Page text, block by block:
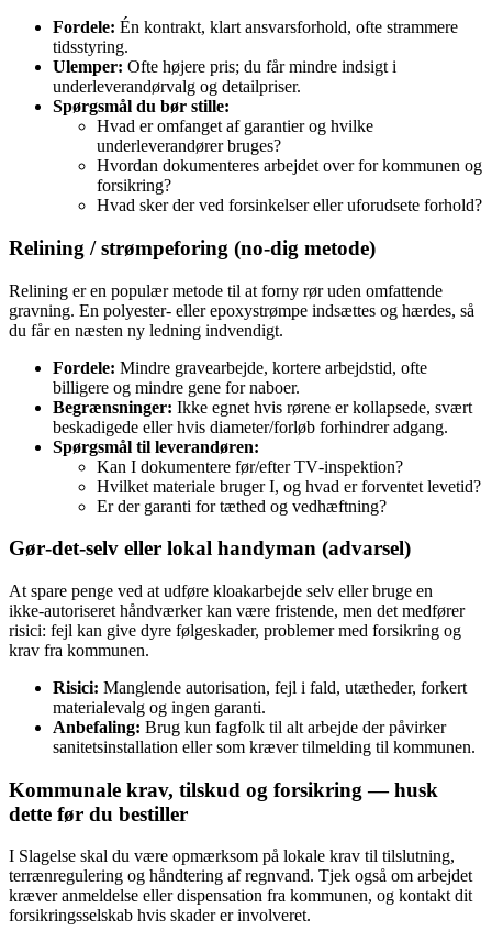
Fordele: Én kontrakt, klart ansvarsforhold, ofte strammere
tidsstyring.
Ulemper: Ofte højere pris; du får mindre indsigt i
underleverandørvalg og detailpriser.
Spørgsmål du bør stille:
Hvad er omfanget af garantier og hvilke
underleverandører bruges?
Hvordan dokumenteres arbejdet over for kommunen og
forsikring?
Hvad sker der ved forsinkelser eller uforudsete forhold?
Relining / strømpeforing (no‑dig metode)
Relining er en populær metode til at forny rør uden omfattende
gravning. En polyester- eller epoxystrømpe indsættes og hærdes, så
du får en næsten ny ledning indvendigt.
Fordele: Mindre gravearbejde, kortere arbejdstid, ofte
billigere og mindre gene for naboer.
Begrænsninger: Ikke egnet hvis rørene er kollapsede, svært
beskadigede eller hvis diameter/forløb forhindrer adgang.
Spørgsmål til leverandøren:
Kan I dokumentere før/efter TV‑inspektion?
Hvilket materiale bruger I, og hvad er forventet levetid?
Er der garanti for tæthed og vedhæftning?
Gør‑det‑selv eller lokal handyman (advarsel)
At spare penge ved at udføre kloakarbejde selv eller bruge en
ikke‑autoriseret håndværker kan være fristende, men det medfører
risici: fejl kan give dyre følgeskader, problemer med forsikring og
krav fra kommunen.
Risici: Manglende autorisation, fejl i fald, utætheder, forkert
materialevalg og ingen garanti.
Anbefaling: Brug kun fagfolk til alt arbejde der påvirker
sanitetsinstallation eller som kræver tilmelding til kommunen.
Kommunale krav, tilskud og forsikring — husk
dette før du bestiller
I Slagelse skal du være opmærksom på lokale krav til tilslutning,
terrænregulering og håndtering af regnvand. Tjek også om arbejdet
kræver anmeldelse eller dispensation fra kommunen, og kontakt dit
forsikringsselskab hvis skader er involveret.